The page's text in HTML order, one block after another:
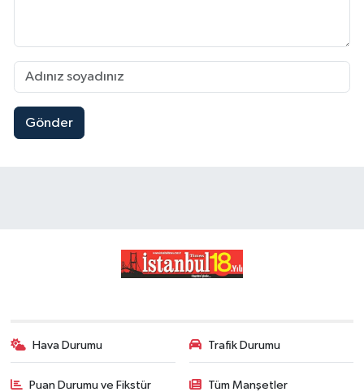
Gönder
Hava Durumu Trafik Durumu
Puan Durumu ve Fikstür Tüm Manşetler